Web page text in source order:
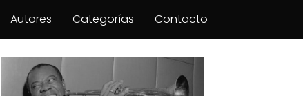
Autores Categorías Contacto